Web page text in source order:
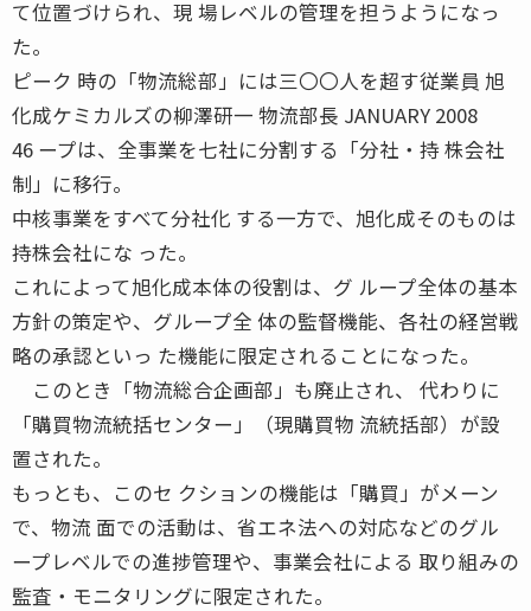
て位置づけられ、現 場レベルの管理を担うようになっ
た。
ピーク 時の「物流総部」には三〇〇人を超す従業員 旭
化成ケミカルズの柳澤研一 物流部長 JANUARY 2008
46 ープは、全事業を七社に分割する「分社・持 株会社
制」に移行。
中核事業をすべて分社化 する一方で、旭化成そのものは
持株会社にな った。
これによって旭化成本体の役割は、グ ループ全体の基本
方針の策定や、グループ全 体の監督機能、各社の経営戦
略の承認といっ た機能に限定されることになった。
このとき「物流総合企画部」も廃止され、 代わりに
「購買物流統括センター」（現購買物 流統括部）が設
置された。
もっとも、このセ クションの機能は「購買」がメーン
で、物流 面での活動は、省エネ法への対応などのグル
ープレベルでの進捗管理や、事業会社による 取り組みの
監査・モニタリングに限定された。